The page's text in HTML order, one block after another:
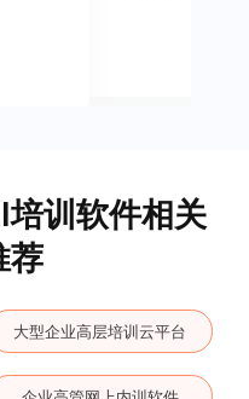
训软件相关
荐
大型企业高层培训云平台